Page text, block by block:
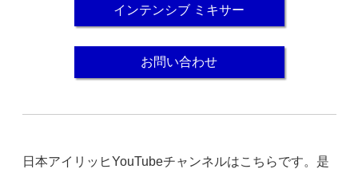
インテンシブ ミキサー
お問い合わせ
日本アイリッヒYouTubeチャンネルはこちらです。是